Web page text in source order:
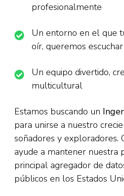
profesionalmente
Un entorno en el que
oír, queremos
Un equipo divertido,
multicultural
Estamos buscando un
para unirse a nuestro
soñadores y exploradores.
ayude a mantener nuestra
principal agregador de
públicos en los Estados